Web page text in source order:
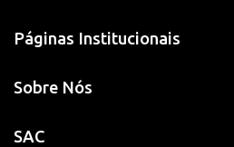
Páginas Institucionais
Sobre Nós
SAC